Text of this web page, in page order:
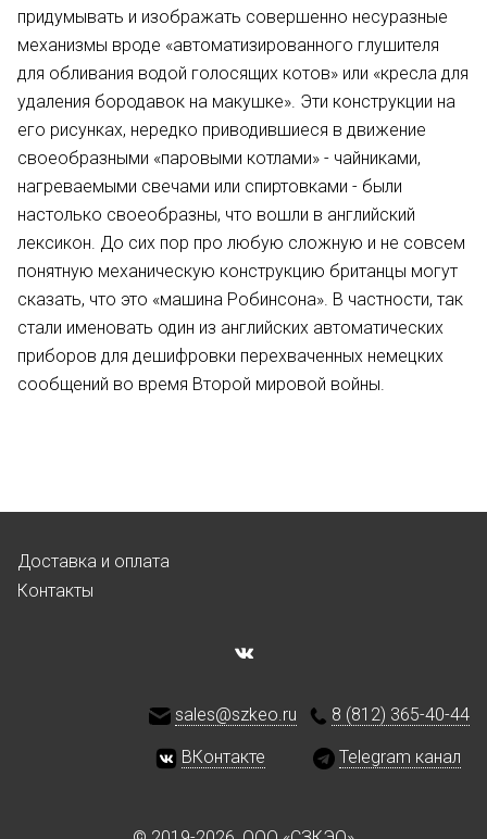
придумывать и изображать совершенно несуразные
механизмы вроде «автоматизированного глушителя
для обливания водой голосящих котов» или «кресла для
удаления бородавок на макушке». Эти конструкции на
его рисунках, нередко приводившиеся в движение
своеобразными «паровыми котлами» - чайниками,
нагреваемыми свечами или спиртовками - были
настолько своеобразны, что вошли в английский
лексикон. До сих пор про любую сложную и не совсем
понятную механическую конструкцию британцы могут
сказать, что это «машина Робинсона». В частности, так
стали именовать один из английских автоматических
приборов для дешифровки перехваченных немецких
сообщений во время Второй мировой войны.
Доставка и оплата
Контакты
sales@szkeo.ru 8 (812) 365-40-44
ВКонтакте Telegram канал